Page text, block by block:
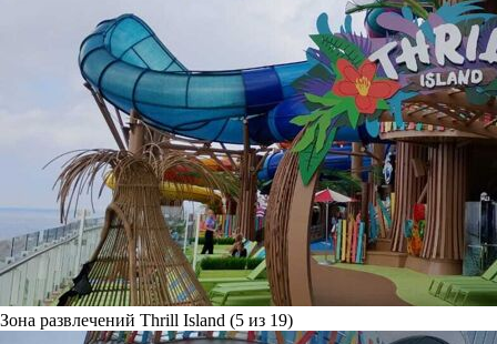
Зона развлечений Thrill Island (5 из 19)